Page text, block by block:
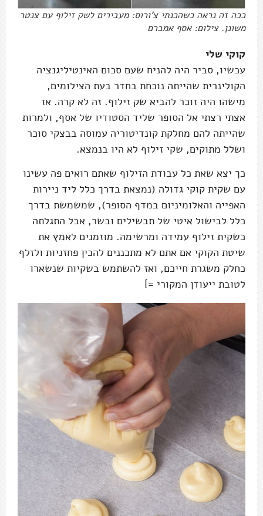
ככה זה נראה כשהכנתי צ'ורוס: מעבירים לשק זילוף עם צנטר
משונן. צילום: אסף אמברם
קוקי שלי
עכשיו, סביר היה להניח שעם סכום האינטיליגנציה
הקולינרית שהייתה נוכחת בחדר בעת הצילומים,
מישהו היה זוכר להביא שק זילוף. זה לא קרה. אז
אצתי רצתי אל הסופר שליד הסטודיו של אסף, ולמרות
שהייתה להם מחלקת קונדיטוריה עמוסה בבצקי סוכר
ושלל מתוקים, שקי זילוף לא היו בנמצא.
כך יצא שאת כל עבודת הזילוף שאתם רואים פה עשינו
עם שקית קוקי גדולה (נמצאת בדרך כלל ליד ניירות
האפייה והאלומיניום במדף הסופר), שמשמשת בדרך
כלל לבישול איטי של תבשילים ובשר, אבל התגלתה
כשקית זילוף עמידה ומרשימה. מוזמנים לאמץ את
שיטת הקוקי אם אתם לא מתכננים להכין פחזניות ולזלף
כחלק משגרת חייכם, ואז להשתמש בשקיות שנשארו
לטובת ייעודן המקורי =]